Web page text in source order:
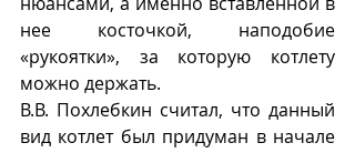
нее косточкой, наподобие
«рукоятки», за которую котлету
можно держать.
В.В. Похлебкин считал, что данный
вид котлет был придуман в начале